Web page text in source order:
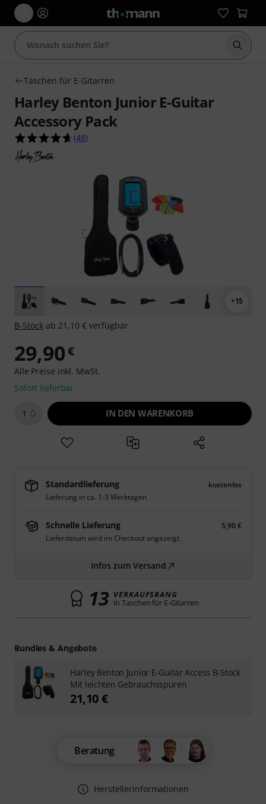
Suche
Taschen für E-Gitarren
Harley Benton Junior E-Guitar
Accessory Pack
4.6 von 5 Sternen aus 48 Kundenbewertungen
(48)
+15
B-Stock ab 21,10 € verfügbar
29,90€
Alle Preise inkl. MwSt.
Sofort lieferbar
1 IN DEN WARENKORB
Standardlieferung
kostenlos
Lieferung in ca. 1-3 Werktagen
Schnelle Lieferung
5,90 €
Lieferdatum wird im Checkout angezeigt.
Infos zum Versand
13 VERKAUFSRANG
in Taschen für E-Gitarren
Beratung
Herstellerinformationen
Bundles & Angebote
Harley Benton Junior E-Guitar Access B-Stock
Mit leichten Gebrauchsspuren
21,10 €